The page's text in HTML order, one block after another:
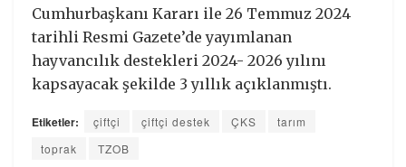
Cumhurbaşkanı Kararı ile 26 Temmuz 2024
tarihli Resmi Gazete’de yayımlanan
hayvancılık destekleri 2024- 2026 yılını
kapsayacak şekilde 3 yıllık açıklanmıştı.
Etiketler: çiftçi çiftçi destek ÇKS
tarım
toprak
TZOB